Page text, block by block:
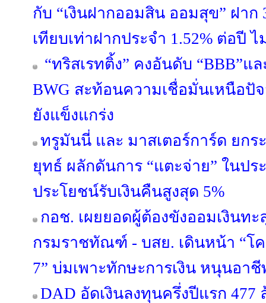
กับ “เงินฝากออมสิน ออมสุข” ฝาก
เทียบเท่าฝากประจำ 1.52% ต่อปี
“ทริสเรทติ้ง” คงอันดับ “BBB”แ
BWG สะท้อนความเชื่อมั่นเหนือปั
ยังแข็งแกร่ง
ทรูมันนี่ และ มาสเตอร์การ์ด ยกร
ยุทธ์ ผลักดันการ “แตะจ่าย” ในป
ประโยชน์รับเงินคืนสูงสุด 5%
กอช. เผยยอดผู้ต้องขังออมเงินท
กรมราชทัณฑ์ - บสย. เดินหน้า “โ
7” บ่มเพาะทักษะการเงิน หนุนอา
DAD อัดเงินลงทุนครึ่งปีแรก 477